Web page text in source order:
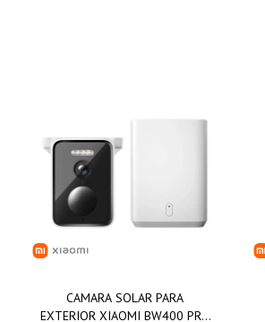
CAMARA SOLAR PARA
EXTERIOR XIAOMI BW400 PRO